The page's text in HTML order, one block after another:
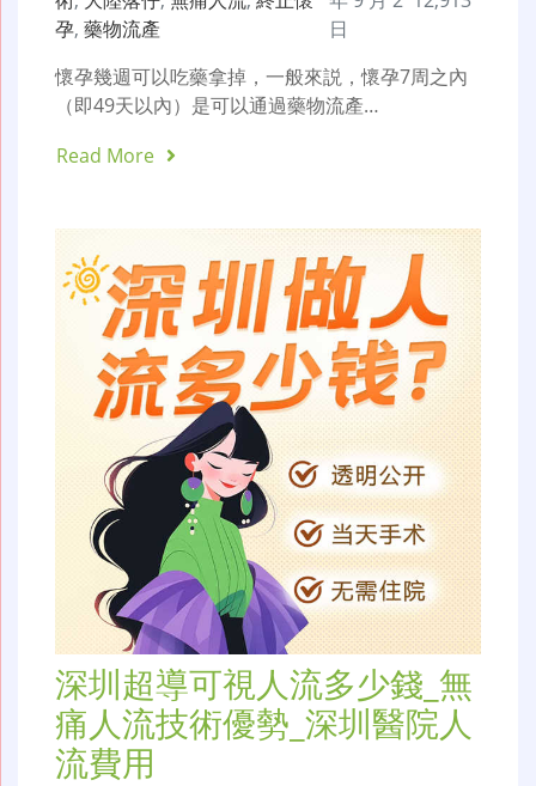
孕, 藥物流產
日
懷孕幾週可以吃藥拿掉，一般來説，懷孕7周之內
（即49天以內）是可以通過藥物流產…
Read More
深圳超導可視人流多少錢_無
痛人流技術優勢_深圳醫院人
流費用